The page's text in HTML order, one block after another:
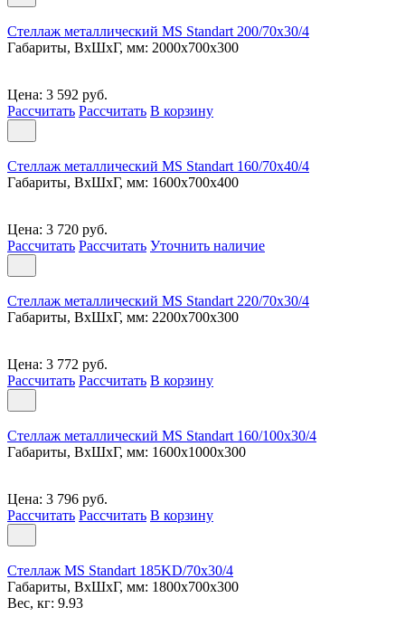
Стеллаж металлический MS Standart 200/70x30/4
Габариты, ВxШxГ, мм: 2000x700x300
Цена: 3 592 руб.
Рассчитать Рассчитать В корзину
Стеллаж металлический MS Standart 160/70x40/4
Габариты, ВxШxГ, мм: 1600x700x400
Цена: 3 720 руб.
Рассчитать Рассчитать Уточнить наличие
Стеллаж металлический MS Standart 220/70x30/4
Габариты, ВxШxГ, мм: 2200x700x300
Цена: 3 772 руб.
Рассчитать Рассчитать В корзину
Стеллаж металлический MS Standart 160/100x30/4
Габариты, ВxШxГ, мм: 1600x1000x300
Цена: 3 796 руб.
Рассчитать Рассчитать В корзину
Стеллаж MS Standart 185KD/70x30/4
Габариты, ВxШxГ, мм: 1800x700x300
Вес, кг: 9.93